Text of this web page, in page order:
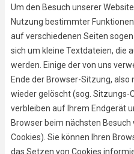
Um den Besuch unserer
Nutzung bestimmter
auf verschiedenen Seiten
sich um kleine Textdateien, die
werden. Einige der von uns
Ende der Browser-Sitzung, also
wieder gelöscht (sog. Sitzungs-
verbleiben auf Ihrem Endgerät
Browser beim nächsten
Cookies). Sie können Ihren
das Setzen von Cookies